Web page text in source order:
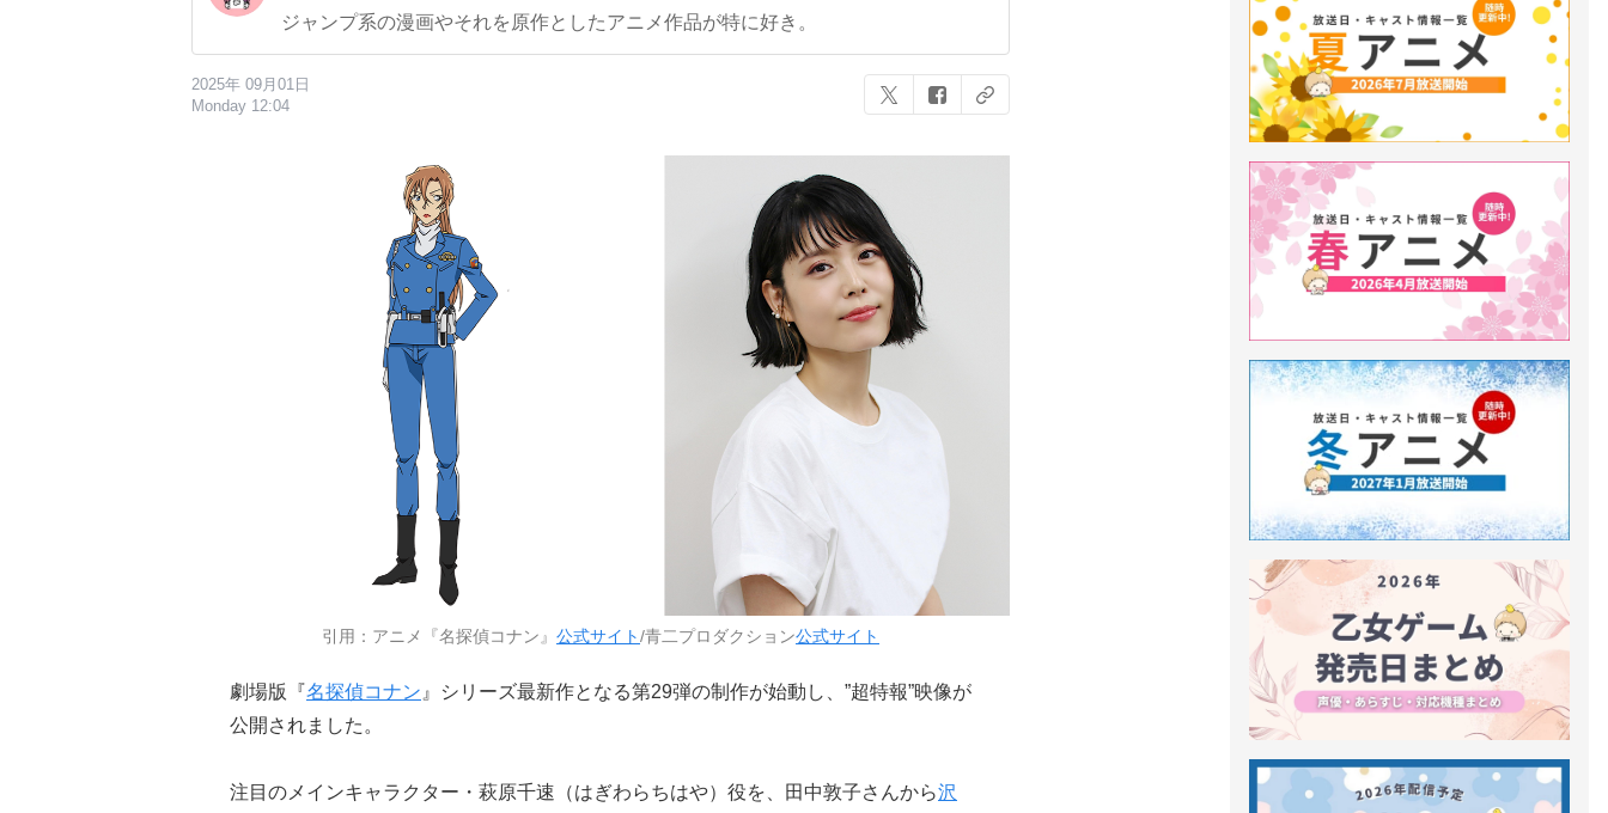
ジャンプ系の漫画やそれを原作としたアニメ作品が特に好き。
2025年 09月01日
Monday 12:04
引用：アニメ『名探偵コナン』 公式サイト/青二プロダクション公式サイト
劇場版『名探偵コナン 』シリーズ最新作となる第29弾の制作が始動し、”超特報”映像が
公開されました。
注目のメインキャラクター・萩原千速（はぎわらちはや）役を、田中敦子さんから沢